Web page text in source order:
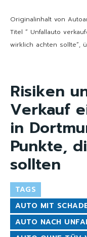
Originalinhalt von
Titel “ Unfallauto
wirklich achten sollte“,
Risiken
Verkauf
in
Punkte,
sollten
TAGS
AUTO MIT
AUTO NACH